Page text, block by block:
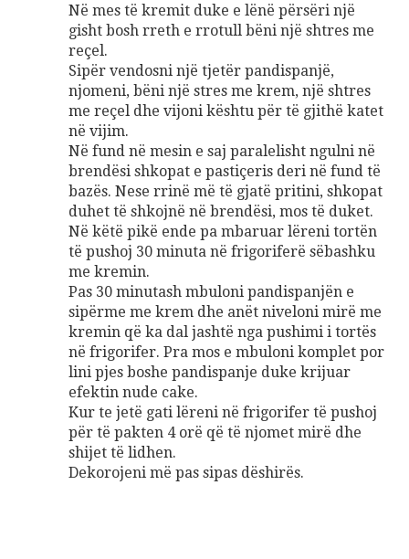
Në mes të kremit duke e lënë përsëri një
gisht bosh rreth e rrotull bëni një shtres me
reçel.
Sipër vendosni një tjetër pandispanjë,
njomeni, bëni një stres me krem, një shtres
me reçel dhe vijoni kështu për të gjithë katet
në vijim.
Në fund në mesin e saj paralelisht ngulni në
brendësi shkopat e pastiçeris deri në fund të
bazës. Nese rrinë më të gjatë pritini, shkopat
duhet të shkojnë në brendësi, mos të duket.
Në këtë pikë ende pa mbaruar lëreni tortën
të pushoj 30 minuta në frigoriferë sëbashku
me kremin.
Pas 30 minutash mbuloni pandispanjën e
sipërme me krem dhe anët niveloni mirë me
kremin që ka dal jashtë nga pushimi i tortës
në frigorifer. Pra mos e mbuloni komplet por
lini pjes boshe pandispanje duke krijuar
efektin nude cake.
Kur te jetë gati lëreni në frigorifer të pushoj
për të pakten 4 orë që të njomet mirë dhe
shijet të lidhen.
Dekorojeni më pas sipas dëshirës.